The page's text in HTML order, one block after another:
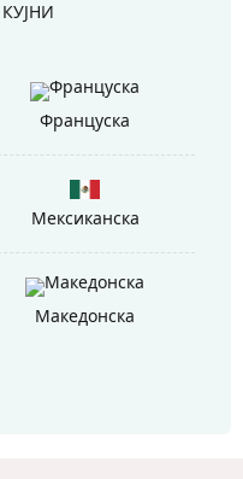
Француска
Мексиканска
Македонска